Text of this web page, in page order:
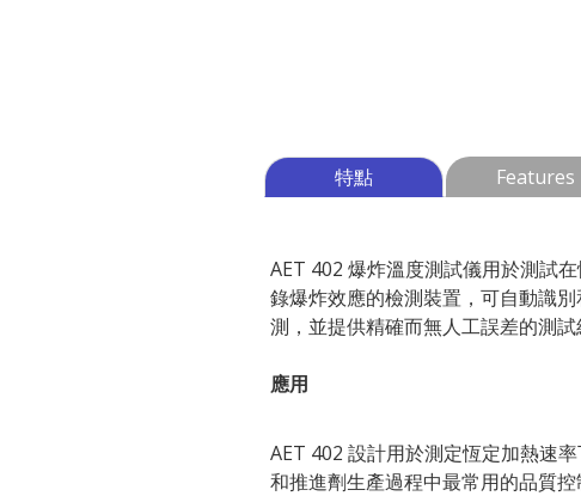
特點 Features
AET 402 爆炸溫度測試儀用於測試
錄爆炸效應的檢測裝置，可自動識
測，並提供精確而無人工誤差的測試
應用
AET 402 設計用於測定恆定加熱速
和推進劑生產過程中最常用的品質控